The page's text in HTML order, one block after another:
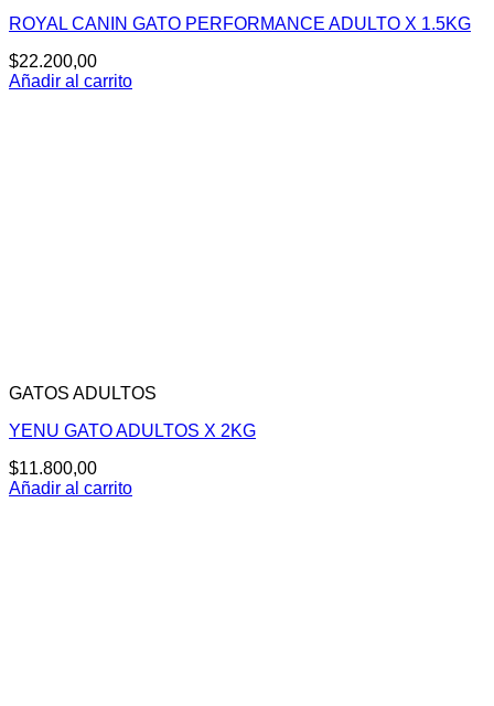
ROYAL CANIN GATO PERFORMANCE ADULTO X 1.5KG
$22.200,00
Añadir al carrito
GATOS ADULTOS
YENU GATO ADULTOS X 2KG
$11.800,00
Añadir al carrito